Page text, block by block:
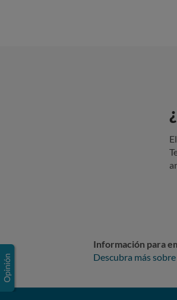
Información para
Descubra más